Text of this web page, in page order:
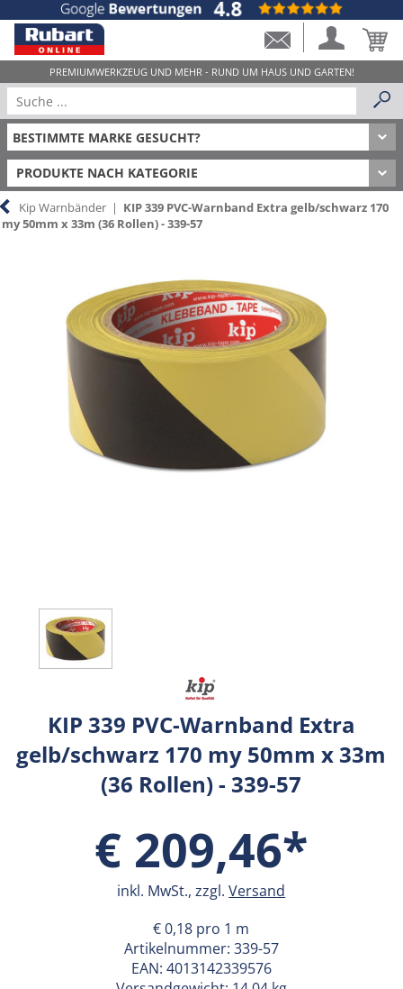
PRODUKTE NACH KATEGORIE
Kip Warnbänder | KIP 339 PVC-Warnband Extra gelb/schwarz 170
my 50mm x 33m (36 Rollen) - 339-57
KIP 339 PVC-Warnband Extra
gelb/schwarz 170 my 50mm x 33m
(36 Rollen) - 339-57
€ 209,46*
inkl. MwSt., zzgl.Versand
€ 0,18 pro 1 m
Artikelnummer: 339-57
EAN: 4013142339576